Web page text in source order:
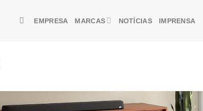
EMPRESA MARCAS NOTÍCIAS IMPRENSA